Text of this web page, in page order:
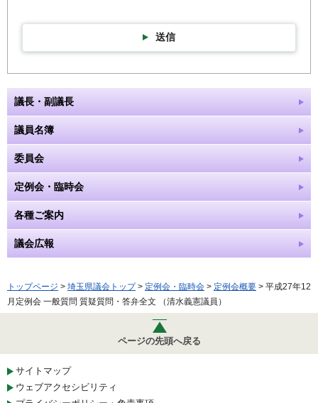
送信
議長・副議長
議員名簿
委員会
定例会・臨時会
各種ご案内
議会広報
トップページ > 埼玉県議会トップ> 定例会・臨時会 > 定例会概要 > 平成27年12
月定例会 一般質問 質疑質問・答弁全文 （清水義憲議員）
ページの先頭へ戻る
サイトマップ
ウェブアクセシビリティ